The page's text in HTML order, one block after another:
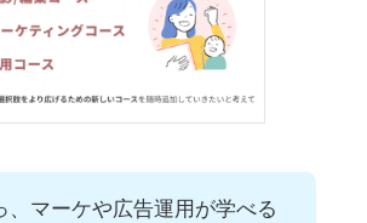
、マーケや広告運用が学べる